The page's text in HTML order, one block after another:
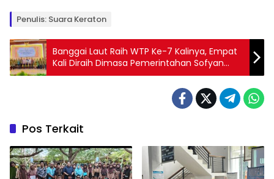
Penulis: Suara Keraton
Banggai Laut Raih WTP Ke-7 Kalinya, Empat
Kali Diraih Dimasa Pemerintahan Sofyan
Kaepa dan Ablit H Ilyas
Pos Terkait